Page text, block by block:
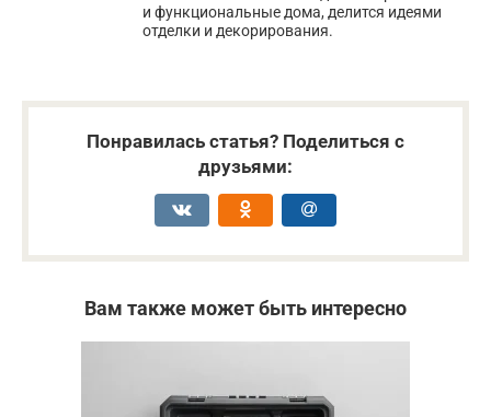
и функциональные дома, делится идеями
отделки и декорирования.
Понравилась статья? Поделиться с
друзьями:
Вам также может быть интересно